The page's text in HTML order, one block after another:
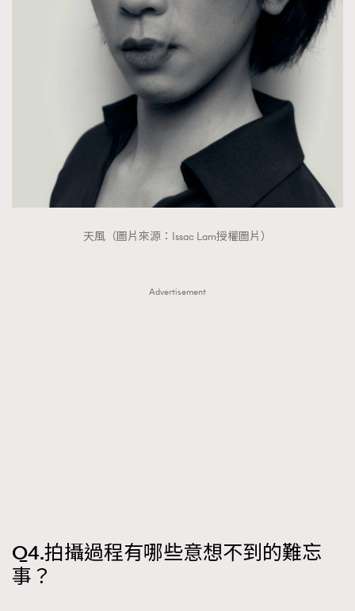
天風（圖片來源：Issac Lam授權圖片）
Advertisement
Q4.拍攝過程有哪些意想不到的難忘
事？